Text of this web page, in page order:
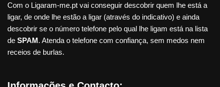
Com o Ligaram-me.pt vai conseguir descobrir quem lhe está a
ligar, de onde lhe estão a ligar (através do indicativo) e ainda
descobrir se o número telefone pelo qual lhe ligam está na lista
de SPAM. Atenda o telefone com confiança, sem medos nem
receios de burlas.